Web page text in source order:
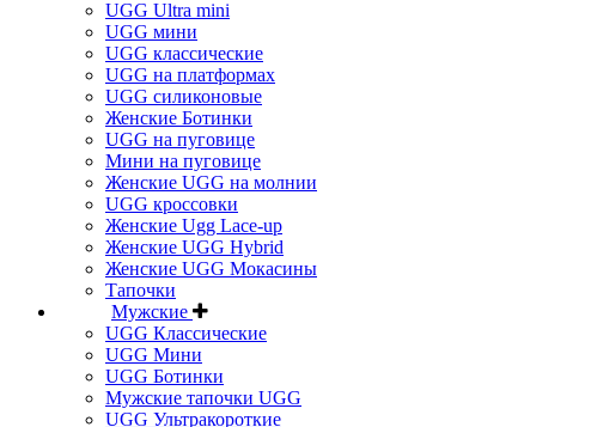
UGG Ultra mini
UGG мини
UGG классические
UGG на платформах
UGG силиконовые
Женские Ботинки
UGG на пуговице
Мини на пуговице
Женские UGG на молнии
UGG кроссовки
Женские Ugg Lace-up
Женские UGG Hybrid
Женские UGG Мокасины
Тапочки
Мужские
UGG Классические
UGG Мини
UGG Ботинки
Мужские тапочки UGG
UGG Ультракороткие